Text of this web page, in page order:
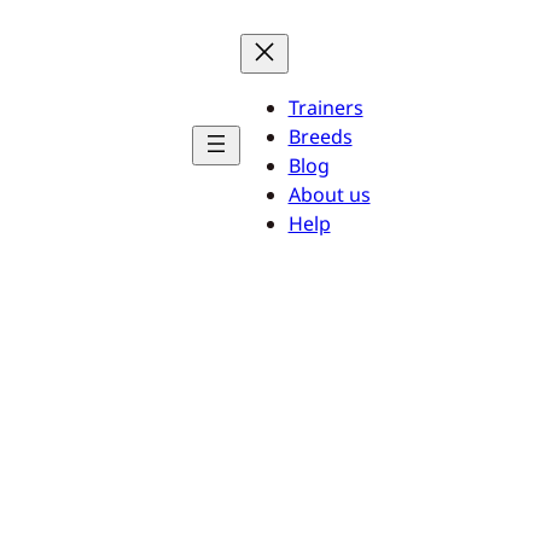
Trainers
Breeds
Blog
About us
Help